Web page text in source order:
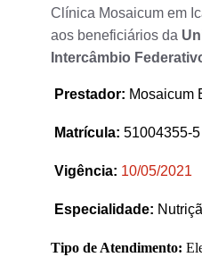
Clínica Mosaicum em
aos beneficiários da
Intercâmbio
Prestador: Mosaicum
Matrícula: 51004355-5
Vigência: 10/05/2021
Especialidade:
Tipo de Atendimento: